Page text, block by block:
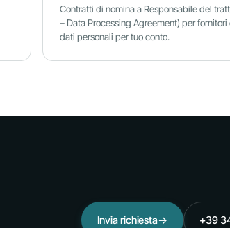
Contratti di nomina a Responsabile del
– Data Processing Agreement) per
dati personali per tuo conto.
Invia richiesta→ +39